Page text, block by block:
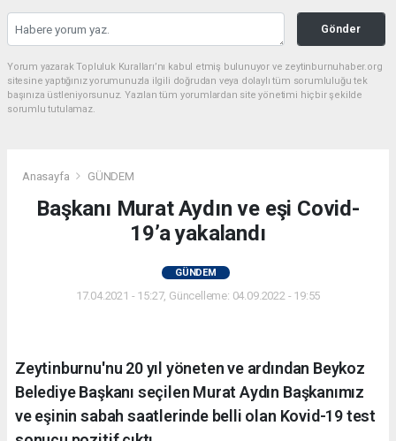
Gönder
Yorum yazarak Topluluk Kuralları’nı kabul etmiş bulunuyor ve zeytinburnuhaber.org
sitesine yaptığınız yorumunuzla ilgili doğrudan veya dolaylı tüm sorumluluğu tek
başınıza üstleniyorsunuz. Yazılan tüm yorumlardan site yönetimi hiçbir şekilde
sorumlu tutulamaz.
Anasayfa GÜNDEM
Başkanı Murat Aydın ve eşi Covid-
19’a yakalandı
GÜNDEM
17.04.2021 - 15:27, Güncelleme: 04.09.2022 - 19:55
Zeytinburnu'nu 20 yıl yöneten ve ardından Beykoz
Belediye Başkanı seçilen Murat Aydın Başkanımız
ve eşinin sabah saatlerinde belli olan Kovid-19 test